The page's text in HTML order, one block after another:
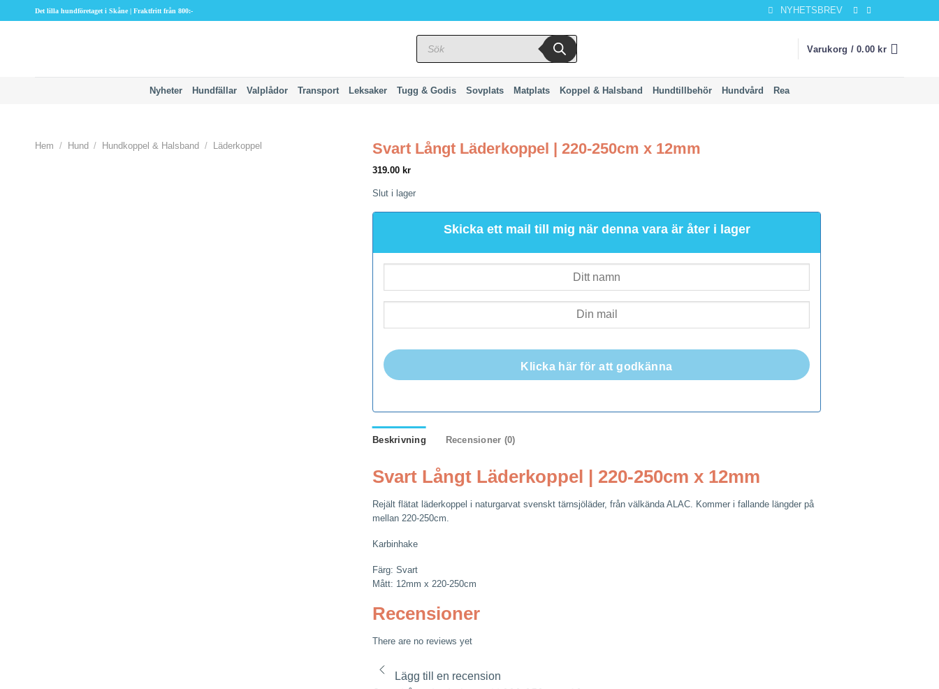
Det lilla hundföretaget i Skåne | Fraktfritt från 800:- NYHETSBREV
Produktsökning
Varukorg /0.00 kr
Nyheter Hundfällar Valplådor Transport Leksaker Tugg & Godis Sovplats Matplats Koppel & Halsband Hundtillbehör Hundvård Rea
Hem / Hund / Hundkoppel & Halsband / Läderkoppel Svart Långt Läderkoppel | 220-250cm x 12mm
319.00 kr
Slut i lager
Skicka ett mail till mig när denna vara är åter i lager
Klicka här för att godkänna
Beskrivning Recensioner (0)
Svart Långt Läderkoppel | 220-250cm x 12mm
Rejält flätat läderkoppel i naturgarvat svenskt tärnsjöläder, från välkända ALAC. Kommer i fallande längder på
mellan 220-250cm.
Karbinhake
Färg: Svart
Mått: 12mm x 220-250cm
Recensioner
There are no reviews yet
Lägg till en recension